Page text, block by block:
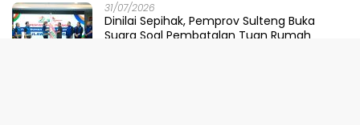
31/07/2026
Dinilai Sepihak, Pemprov Sulteng Buka
Suara Soal Pembatalan Tuan Rumah